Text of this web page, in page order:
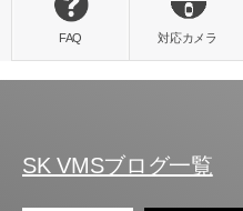
SK VMSブログ一覧